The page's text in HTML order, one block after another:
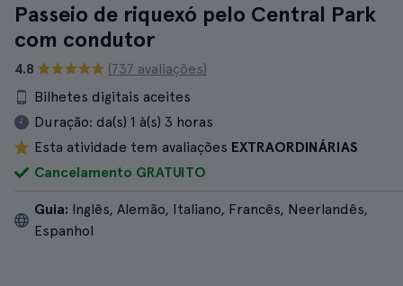
Passeio de riquexó pelo Central Park
com condutor
4.8
(737 avaliações)
Bilhetes digitais aceites
Duração: da(s) 1 à(s) 3 horas
Esta atividade tem avaliações EXTRAORDINÁRIAS
Cancelamento GRATUITO
Guia: Inglês, Alemão, Italiano, Francês, Neerlandês,
Espanhol